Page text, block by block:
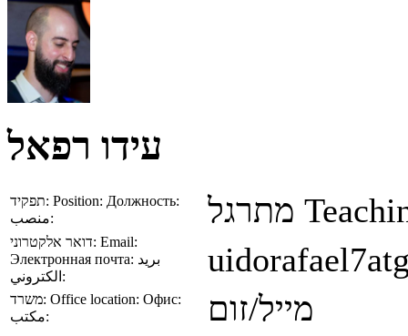
עידו רפאל
תפקיד: Position: Должность:
منصب:
מתרגל
דואר אלקטרוני: Email:
Электронная почта: بريد
الكتروني:
משרד: Office location: Офис:
مكتب:
מייל/זום